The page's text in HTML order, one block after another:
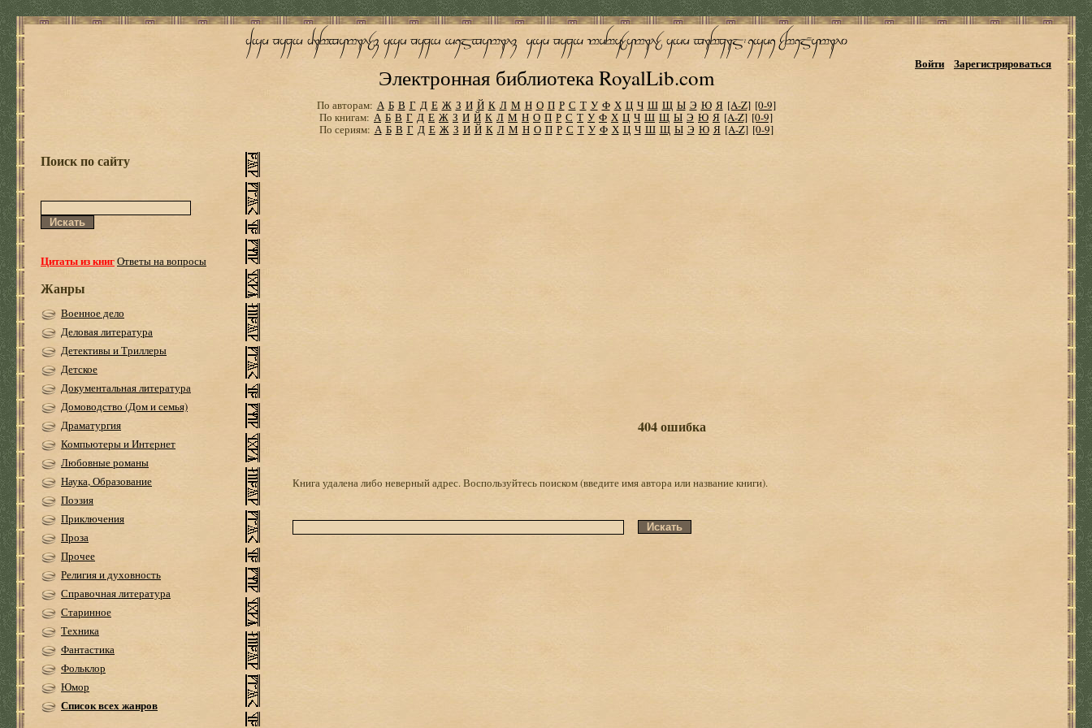
Электронная библиотека RoyalLib.com
Войти Зарегистрироваться
По авторам: А Б В Г Д Е Ж З И Й К Л М Н О П Р С Т У Ф Х Ц Ч Ш Щ Ы Э Ю Я [A-Z] [0-9]
По книгам: А Б В Г Д Е Ж З И Й К Л М Н О П Р С Т У Ф Х Ц Ч Ш Щ Ы Э Ю Я [A-Z] [0-9]
По сериям: А Б В Г Д Е Ж З И Й К Л М Н О П Р С Т У Ф Х Ц Ч Ш Щ Ы Э Ю Я [A-Z] [0-9]
Поиск по сайту
Цитаты из книгОтветы на вопросы
Жанры
Военное дело
Деловая литература
Детективы и Триллеры
Детское
Документальная литература
Домоводство (Дом и семья)
Драматургия
Компьютеры и Интернет
Любовные романы
Наука, Образование
Поэзия
Приключения
Проза
Прочее
Религия и духовность
Справочная литература
Старинное
Техника
Фантастика
Фольклор
Юмор
Список всех жанров
404 ошибка
Книга удалена либо неверный адрес. Воспользуйтесь поиском (введите имя автора или название книги).